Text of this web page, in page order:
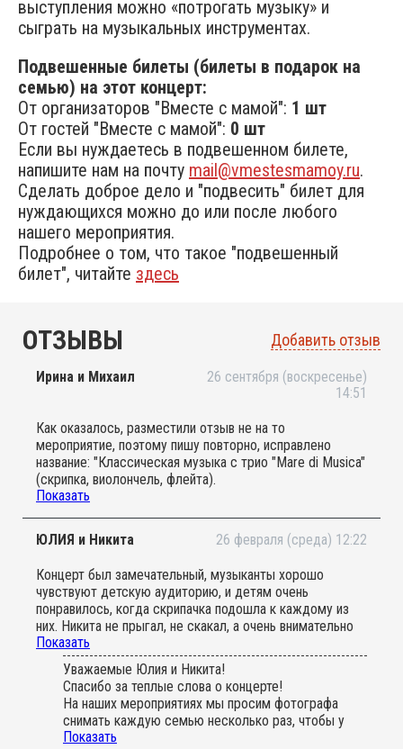
выступления можно «потрогать музыку» и
сыграть на музыкальных инструментах.
Подвешенные билеты (билеты в подарок на
семью) на этот концерт:
От организаторов "Вместе с мамой": 1 шт
От гостей "Вместе с мамой": 0 шт
Если вы нуждаетесь в подвешенном билете,
напишите нам на почту mail@vmestesmamoy.ru.
Сделать доброе дело и "подвесить" билет для
нуждающихся можно до или после любого
нашего мероприятия.
Подробнее о том, что такое "подвешенный
билет", читайте здесь
ОТЗЫВЫ Добавить отзыв
Ирина и Михаил
26 сентября (воскресенье)
14:51
Как оказалось, разместили отзыв не на то
мероприятие, поэтому пишу повторно, исправлено
название: "Классическая музыка с трио "Mare di Musica"
(скрипка, виолончель, флейта).
Мы с сыном впервые были на подобном мероприятии
для детей, где организовано пространство для детей,
чтобы свободно двигаться, танцевать. Программа
подобрана оптимально для первого знакомства с
классикой: Моцарт, Вивальди в исполнении струнных
инструментов и флейты. Нам с ребенком очень
понравилось! Время пролетело незаметно, а в конце
ещё была возможность подойти поближе, чтобы
рассмотреть инструменты и попробовать поиграть на
них. Отдельно хотела отметить особую атмосферу
концерта и место проведения - музей декоративно
прикладного творчества с прекрасной территорией -
живописными декорациями за пределами зала!
Благодарим музыкантов и организаторов за
доставленное удовольствие и лёгкое время в
Показать
ЮЛИЯ и Никита 26 февраля (среда) 12:22
Концерт был замечательный, музыканты хорошо
чувствуют детскую аудиторию, и детям очень
понравилось, когда скрипачка подошла к каждому из
них. Никита не прыгал, не скакал, а очень внимательно
слушал и подыгрывал своими нехитрыми
музинструментами. Но, уже во второй раз, мы не нашли
себя ни на одной фотографии, хотя многие дети
"засветились" неоднократно. У меня закралось
подозрение, что это дети организаторов, поэтому их
фотографируют так часто. Буду рада ошибиться.
Показать
Уважаемые Юлия и Никита!
Спасибо за теплые слова о концерте!
На наших мероприятиях мы просим фотографа
снимать каждую семью несколько раз, чтобы у
всех гостей остались фотографии на память. Но к
Показать